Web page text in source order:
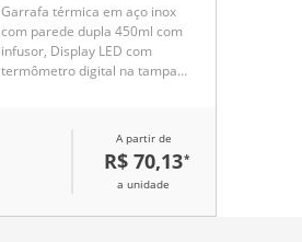
Garrafa térmica em aço inox
com parede dupla 450ml com
infusor, Display LED com
termômetro digital na tampa
A partir de
R$ 70,13*
a unidade